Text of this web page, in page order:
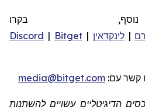
בקרו
|לינקדאין |
Discord | Bitget
קשר עם: media@bitget.com
הדיגיטליים עשויים להשתנות